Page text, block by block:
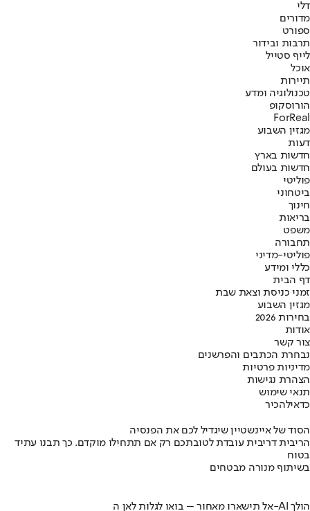
דלי
מדורים
ספורט
תרבות ובידור
לייף סטייל
אוכל
תיירות
טכנולוגיה ומדע
הורוסקופ
ForReal
מגזין השבוע
דעות
חדשות בארץ
חדשות בעולם
פוליטי
ביטחוני
חינוך
בריאות
משפט
תחבורה
פוליטי-מדיני
כללי ומידע
דף הבית
זמני כניסת וצאת שבת
מגזין השבוע
בחירות 2026
אודות
צור קשר
נבחרת הכתבים והפרשנים
מדיניות פרטיות
הצהרת נגישות
תנאי שימוש
כדאילהכיר
הסוד של איינשטיין שיגדיל לכם את הפנסיה
הריבית דריבית עובדת לטובתכם רק אם תתחילו מוקדם. כך תבנו עתיד
בטוח
בשיתוף מנורה מבטחים
אל תישארו מאחור – בואו לגלות לאן ה-AI הולך